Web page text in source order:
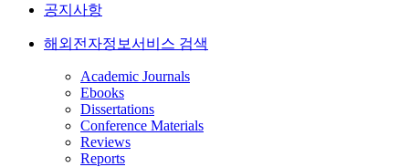
공지사항
해외전자정보서비스 검색
Academic Journals
Ebooks
Dissertations
Conference Materials
Reviews
Reports